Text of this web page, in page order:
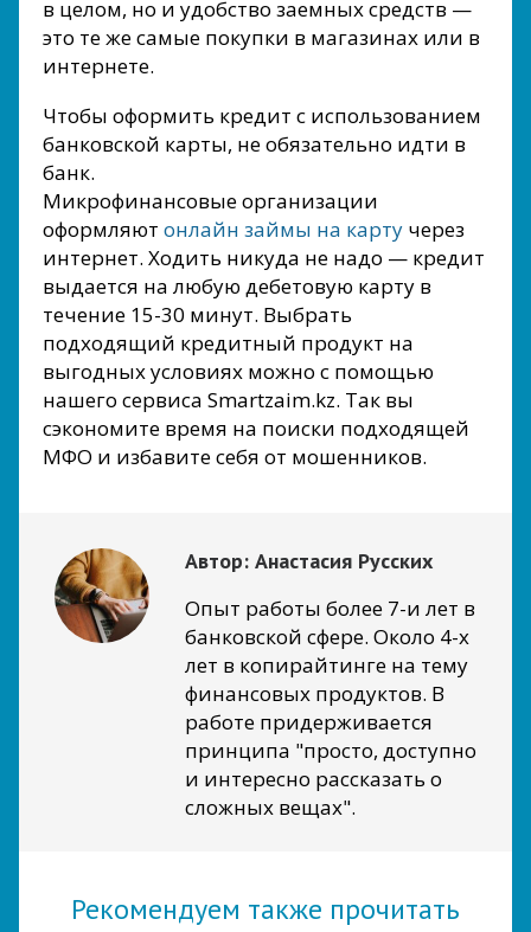
в целом, но и удобство заемных средств —
это те же самые покупки в магазинах или в
интернете.
Чтобы оформить кредит с использованием
банковской карты, не обязательно идти в
банк.
Микрофинансовые организации
оформляют онлайн займы на карту через
интернет. Ходить никуда не надо — кредит
выдается на любую дебетовую карту в
течение 15-30 минут. Выбрать
подходящий кредитный продукт на
выгодных условиях можно с помощью
нашего сервиса Smartzaim.kz. Так вы
сэкономите время на поиски подходящей
МФО и избавите себя от мошенников.
Автор: Анастасия Русских
Опыт работы более 7-и лет в
банковской сфере. Около 4-х
лет в копирайтинге на тему
финансовых продуктов. В
работе придерживается
принципа "просто, доступно
и интересно рассказать о
сложных вещах".
Рекомендуем также прочитать